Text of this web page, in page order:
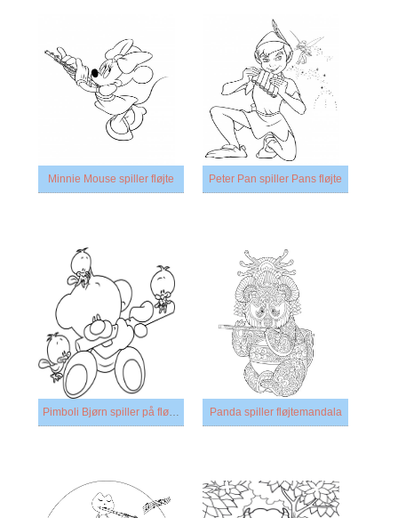
Minnie Mouse spiller fløjte Peter Pan spiller Pans fløjte
Pimboli Bjørn spiller på fløjte Panda spiller fløjtemandala